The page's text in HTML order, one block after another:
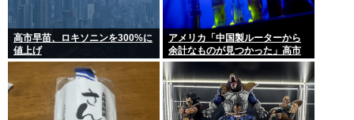
高市早苗、ロキソニンを300%に
値上げ
アメリカ「中国製ルーターから
余計なものが見つかった」高市
どうするのこれ